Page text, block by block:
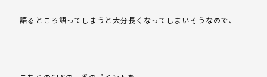
語るところ語ってしまうと大分長くなってしまいそうなので、